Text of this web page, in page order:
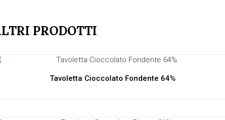
PRODOTTI
Tavoletta Cioccolato Fondente 64%